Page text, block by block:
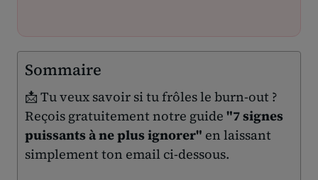
Sommaire
📩 Tu veux savoir si tu frôles le burn-out ?
Reçois gratuitement notre guide "7 signes
puissants à ne plus ignorer" en laissant
simplement ton email ci-dessous.